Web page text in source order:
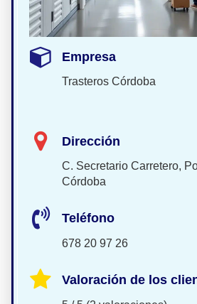
Empresa
Trasteros Córdoba
Dirección
C. Secretario Carretero,
Córdoba
Teléfono
678 20 97 26
Valoración de los